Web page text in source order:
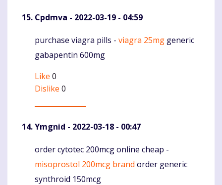
Cpdmva - 2022-03-19 - 04:59
Komentaras
purchase viagra pills - viagra 25mg generic
gabapentin 600mg
Like 0
Dislike 0
Ymgnid - 2022-03-18 - 00:47
Komentaras
order cytotec 200mcg online cheap -
misoprostol 200mcg brand order generic
synthroid 150mcg